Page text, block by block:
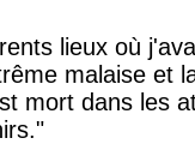
lieux où
malaise et
mort dans les